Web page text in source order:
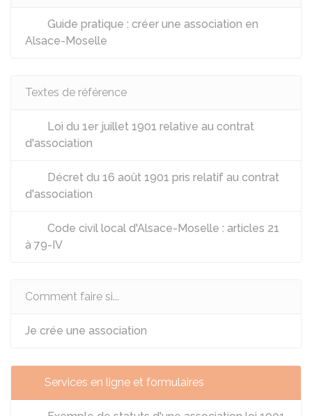
Guide pratique : créer une association en
Alsace-Moselle
Textes de référence
Loi du 1er juillet 1901 relative au contrat
d'association
Décret du 16 août 1901 pris relatif au contrat
d'association
Code civil local d'Alsace-Moselle : articles 21
à 79-IV
Comment faire si...
Je crée une association
Services en ligne et formulaires